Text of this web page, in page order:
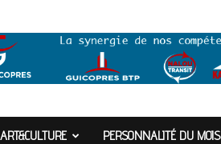
ART&CULTURE PERSONNALITÉ DU MOIS